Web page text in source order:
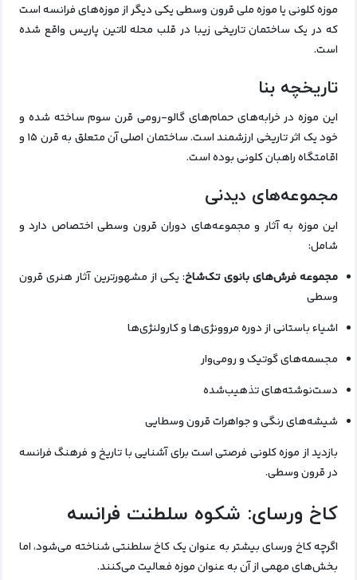
موزه کلونی یا موزه ملی قرون وسطی یکی دیگر از موزه‌های فرانسه است
که در یک ساختمان تاریخی زیبا در قلب محله لاتین پاریس واقع شده
است.
تاریخچه بنا
این موزه در خرابه‌های حمام‌های گالو-رومی قرن سوم ساخته شده و
خود یک اثر تاریخی ارزشمند است. ساختمان اصلی آن متعلق به قرن ۱۵ و
اقامتگاه راهبان کلونی بوده است.
مجموعه‌های دیدنی
این موزه به آثار و مجموعه‌های دوران قرون وسطی اختصاص دارد و
شامل:
مجموعه فرش‌های بانوی تک‌شاخ: یکی از مشهورترین آثار هنری قرون
وسطی
اشیاء باستانی از دوره مروونژی‌ها و کارولنژی‌ها
مجسمه‌های گوتیک و رومی‌وار
دست‌نوشته‌های تذهیب‌شده
شیشه‌های رنگی و جواهرات قرون وسطایی
بازدید از موزه کلونی فرصتی است برای آشنایی با تاریخ و فرهنگ فرانسه
در قرون وسطی.
کاخ ورسای: شکوه سلطنت فرانسه
اگرچه کاخ ورسای بیشتر به عنوان یک کاخ سلطنتی شناخته می‌شود، اما
بخش‌های مهمی از آن به عنوان موزه فعالیت می‌کنند.